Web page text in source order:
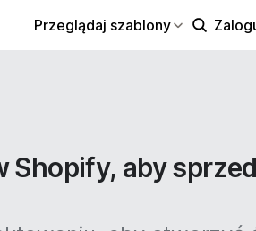
Przeglądaj szablony
aby